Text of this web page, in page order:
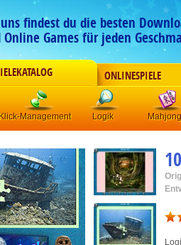
findest du die besten
Games für jeden
ONLINESPIELE
Klick-Management Logik Mahjong